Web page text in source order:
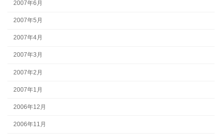
2007年6月
2007年5月
2007年4月
2007年3月
2007年2月
2007年1月
2006年12月
2006年11月